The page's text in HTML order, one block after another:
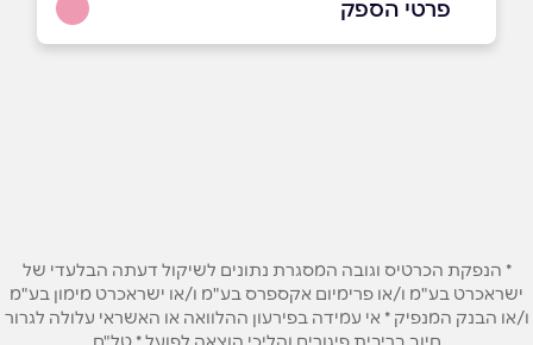
פרטי הספק
טלפון*
* הנפקת הכרטיס וגובה המסגרת נתונים לשיקול דעתה הבלעדי של
ישראכרט בע"מ ו/או פרימיום אקספרס בע"מ ו/או ישראכרט מימון בע"מ
ו/או הבנק המנפיק * אי עמידה בפירעון ההלוואה או האשראי עלולה לגרור